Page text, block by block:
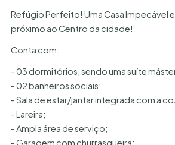
Refúgio Perfeito! Uma Casa Impecável
próximo ao Centro da cidade!
Conta com:
- 03 dormitórios, sendo uma suíte
- 02 banheiros sociais;
- Sala de estar/jantar integrada com a
- Lareira;
- Ampla área de serviço;